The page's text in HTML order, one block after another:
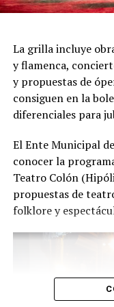
nuestras funciones
función hay meses
equipo para
público", expresa
distinguida con los
2026 como Mejor
Faro de Oro 2024.
Gutiérrez Rey
Mundial de Tango
realizar una gira
la Declaración de
La grilla incluye
y flamenca,
y propuestas de
consiguen en la
diferenciales para
El Ente Municipal
conocer la
Teatro Colón
propuestas de
folklore y